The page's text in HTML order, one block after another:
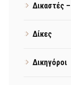
Δικαστές
Δίκες
Δικηγόροι